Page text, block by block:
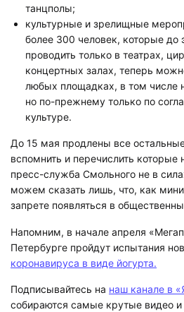
танцполы;
культурные и зрелищные
более 300 человек, которые до
проводить только в театрах,
концертных залах, теперь
любых площадках, в том числе
но по-прежнему только по
культуре.
До 15 мая продлены все
вспомнить и перечислить которые
пресс-служба Смольного не в
можем сказать лишь, что, как
запрете появляться в
Напомним, в начале апреля
Петербурге пройдут испытания
коронавируса в виде йогурта.
Подписывайтесь на наш канале в
собираются самые крутые видео и